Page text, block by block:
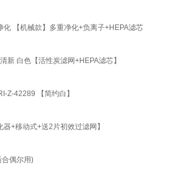
【机械款】多重净化+负离子+HEPA滤芯
白色【活性炭滤网+HEPA滤芯】
Z-42289 【简约白】
+移动式+送2片初效过滤网】
偶尔用)